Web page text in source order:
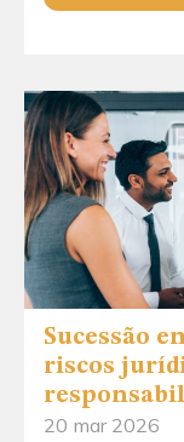
Sucessão
riscos
20 mar 2026